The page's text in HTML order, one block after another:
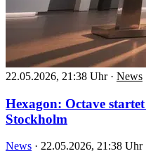
22.05.2026, 21:38 Uhr · News
Hexagon: Octave
Stockholm
News · 22.05.2026, 21:38 Uhr